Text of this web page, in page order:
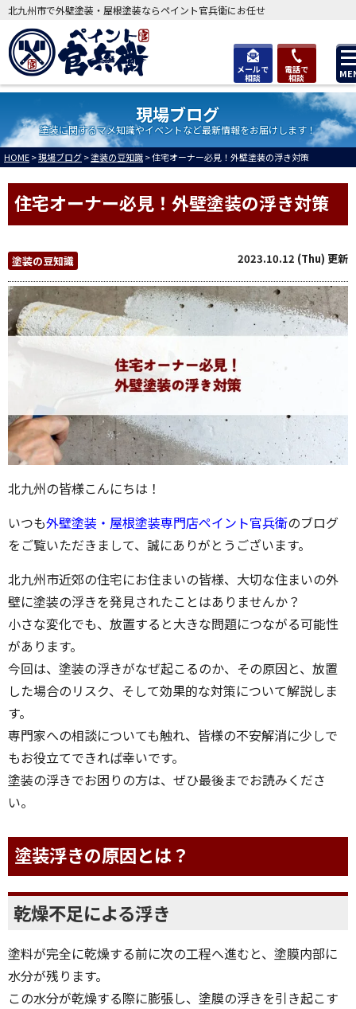
メールで
相談
電話で
相談
北九州市で外壁塗装・屋根塗装ならペイント官兵衛にお任せ
現場ブログ
塗装に関するマメ知識やイベントなど最新情報をお届けします！
HOME>現場ブログ>塗装の豆知識>住宅オーナー必見！外壁塗装の浮き対策
住宅オーナー必見！外壁塗装の浮き対策
塗装の豆知識 2023.10.12 (Thu) 更新
北九州の皆様こんにちは！
いつも外壁塗装・屋根塗装専門店ペイント官兵衛のブログ
をご覧いただきまして、誠にありがとうございます。
北九州市近郊の住宅にお住まいの皆様、大切な住まいの外
壁に塗装の浮きを発見されたことはありませんか？
小さな変化でも、放置すると大きな問題につながる可能性
があります。
今回は、塗装の浮きがなぜ起こるのか、その原因と、放置
した場合のリスク、そして効果的な対策について解説しま
す。
専門家への相談についても触れ、皆様の不安解消に少しで
もお役立てできれば幸いです。
塗装の浮きでお困りの方は、ぜひ最後までお読みくださ
い。
塗装浮きの原因とは？
乾燥不足による浮き
塗料が完全に乾燥する前に次の工程へ進むと、塗膜内部に
水分が残ります。
この水分が乾燥する際に膨張し、塗膜の浮きを引き起こす